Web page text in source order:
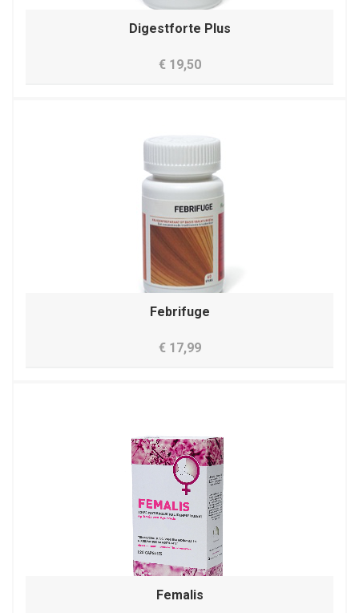
Digestforte Plus
€ 19,50
Febrifuge
€ 17,99
Femalis